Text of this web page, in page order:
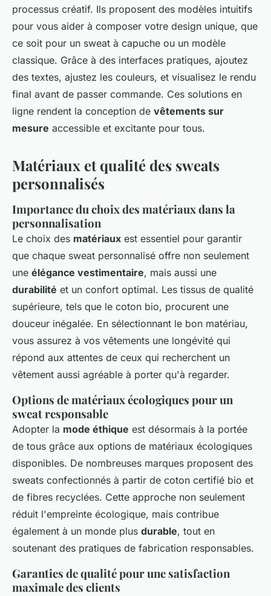
processus créatif. Ils proposent des modèles intuitifs
pour vous aider à composer votre design unique, que
ce soit pour un sweat à capuche ou un modèle
classique. Grâce à des interfaces pratiques, ajoutez
des textes, ajustez les couleurs, et visualisez le rendu
final avant de passer commande. Ces solutions en
ligne rendent la conception de vêtements sur
mesure accessible et excitante pour tous.
Matériaux et qualité des sweats
personnalisés
Importance du choix des matériaux dans la
personnalisation
Le choix des matériaux est essentiel pour garantir
que chaque sweat personnalisé offre non seulement
une élégance vestimentaire, mais aussi une
durabilité et un confort optimal. Les tissus de qualité
supérieure, tels que le coton bio, procurent une
douceur inégalée. En sélectionnant le bon matériau,
vous assurez à vos vêtements une longévité qui
répond aux attentes de ceux qui recherchent un
vêtement aussi agréable à porter qu'à regarder.
Options de matériaux écologiques pour un
sweat responsable
Adopter la mode éthique est désormais à la portée
de tous grâce aux options de matériaux écologiques
disponibles. De nombreuses marques proposent des
sweats confectionnés à partir de coton certifié bio et
de fibres recyclées. Cette approche non seulement
réduit l'empreinte écologique, mais contribue
également à un monde plus durable, tout en
soutenant des pratiques de fabrication responsables.
Garanties de qualité pour une satisfaction
maximale des clients